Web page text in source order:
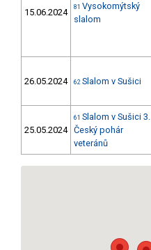
15.06.2024 81 Vysokomýtský
slalom
26.05.2024 62 Slalom v Sušici
25.05.2024
61 Slalom v Sušici 3.
Český pohár
veteránů